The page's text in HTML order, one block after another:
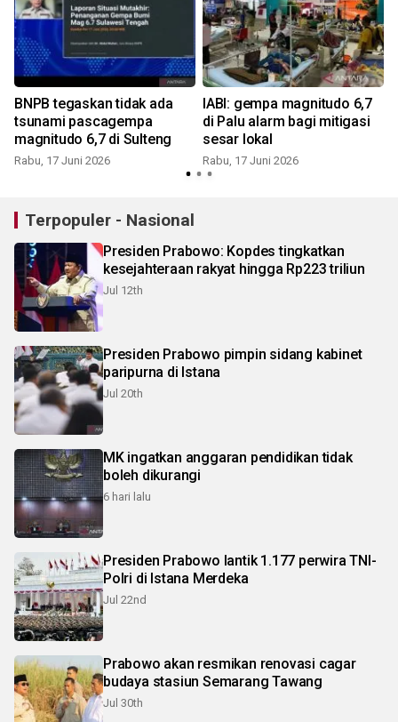
BNPB tegaskan tidak ada
tsunami pascagempa
magnitudo 6,7 di Sulteng
Rabu, 17 Juni 2026
IABI: gempa magnitudo 6,7
di Palu alarm bagi mitigasi
sesar lokal
Rabu, 17 Juni 2026
Terpopuler - Nasional
Presiden Prabowo: Kopdes tingkatkan
kesejahteraan rakyat hingga Rp223 triliun
Jul 12th
Presiden Prabowo pimpin sidang kabinet
paripurna di Istana
Jul 20th
MK ingatkan anggaran pendidikan tidak
boleh dikurangi
6 hari lalu
Presiden Prabowo lantik 1.177 perwira TNI-
Polri di Istana Merdeka
Jul 22nd
Prabowo akan resmikan renovasi cagar
budaya stasiun Semarang Tawang
Jul 30th